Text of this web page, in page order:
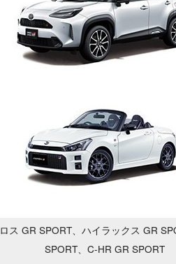
ス GR SPORT、ハイラックス GR
SPORT、C-HR GR SPORT